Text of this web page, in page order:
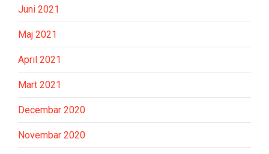
Juni 2021
Maj 2021
April 2021
Mart 2021
Decembar 2020
Novembar 2020